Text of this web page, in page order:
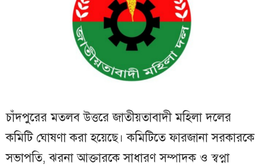
চাঁদপুরের মতলব উত্তরে জাতীয়তাবাদী মহিলা দলের
কমিটি ঘোষণা করা হয়েছে। কমিটিতে ফারজানা সরকারকে
সভাপতি, ঝরনা আক্তারকে সাধারণ সম্পাদক ও স্বপ্না